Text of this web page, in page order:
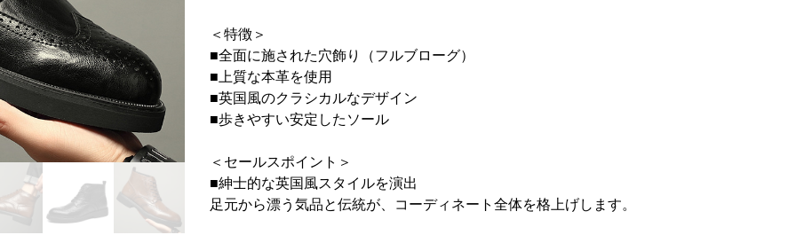
＜特徴＞
■全面に施された穴飾り（フルブローグ）
■上質な本革を使用
■英国風のクラシカルなデザイン
■歩きやすい安定したソール
＜セールスポイント＞
■紳士的な英国風スタイルを演出
足元から漂う気品と伝統が、コーディネート全体を格上げします。